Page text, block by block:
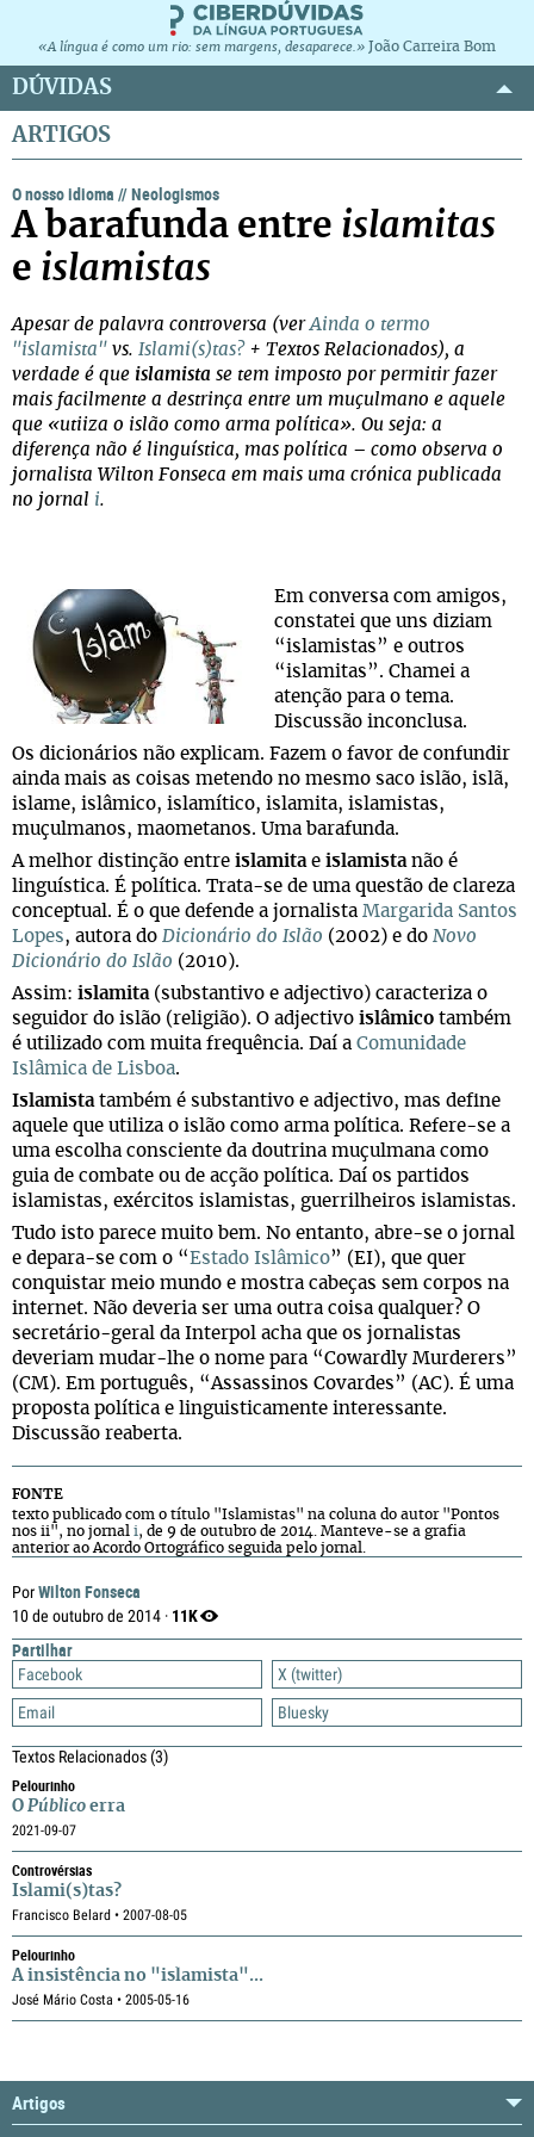
«A língua é como um rio: sem margens, desaparece.» João Carreira Bom
DÚVIDAS
ARTIGOS
PorWilton Fonseca
10 de outubro de 2014 · 11K
Partilhar
Facebook
X (twitter)
Email
Bluesky
Textos Relacionados(3)
Pelourinho
O Público erra
2021-09-07
Controvérsias
Islami(s)tas?
Francisco Belard • 2007-08-05
Pelourinho
A insistência no "islamista"...
José Mário Costa • 2005-05-16
O nosso idioma //Neologismos
A barafunda entre islamitas
e islamistas
Apesar de palavra controversa (verAinda o termo
"islamista" vs. Islami(s)tas?+ Textos Relacionados), a
verdade é que islamista se tem imposto por permitir fazer
mais facilmente a destrinça entre um muçulmano e aquele
que «utiiza o islão como arma política». Ou seja: a
diferença não é linguística, mas política – como observa o
jornalista Wilton Fonseca em mais uma crónica publicada
no jornal i.
Em conversa com amigos,
constatei que uns diziam
“islamistas” e outros
“islamitas”. Chamei a
atenção para o tema.
Discussão inconclusa.
Os dicionários não explicam. Fazem o favor de confundir
ainda mais as coisas metendo no mesmo saco islão, islã,
islame, islâmico, islamítico, islamita, islamistas,
muçulmanos, maometanos. Uma barafunda.
A melhor distinção entre islamitae islamistanão é
linguística. É política. Trata-se de uma questão de clareza
conceptual. É o que defende a jornalista Margarida Santos
Lopes, autora do Dicionário do Islão (2002) e do Novo
Dicionário do Islão (2010).
Assim: islamita(substantivo e adjectivo) caracteriza o
seguidor do islão (religião). O adjectivo islâmico também
é utilizado com muita frequência. Daí a Comunidade
Islâmica de Lisboa.
Islamistatambém é substantivo e adjectivo, mas define
aquele que utiliza o islão como arma política. Refere-se a
uma escolha consciente da doutrina muçulmana como
guia de combate ou de acção política. Daí os partidos
islamistas, exércitos islamistas, guerrilheiros islamistas.
Tudo isto parece muito bem. No entanto, abre-se o jornal
e depara-se com o “Estado Islâmico” (EI), que quer
conquistar meio mundo e mostra cabeças sem corpos na
internet. Não deveria ser uma outra coisa qualquer? O
secretário-geral da Interpol acha que os jornalistas
deveriam mudar-lhe o nome para “Cowardly Murderers”
(CM). Em português, “Assassinos Covardes” (AC). É uma
proposta política e linguisticamente interessante.
Discussão reaberta.
FONTE
texto publicado com o título "Islamistas" na coluna do autor "Pontos
nos ii", no jornal i, de 9 de outubro de 2014. Manteve-se a grafia
anterior ao Acordo Ortográfico seguida pelo jornal.
Artigos